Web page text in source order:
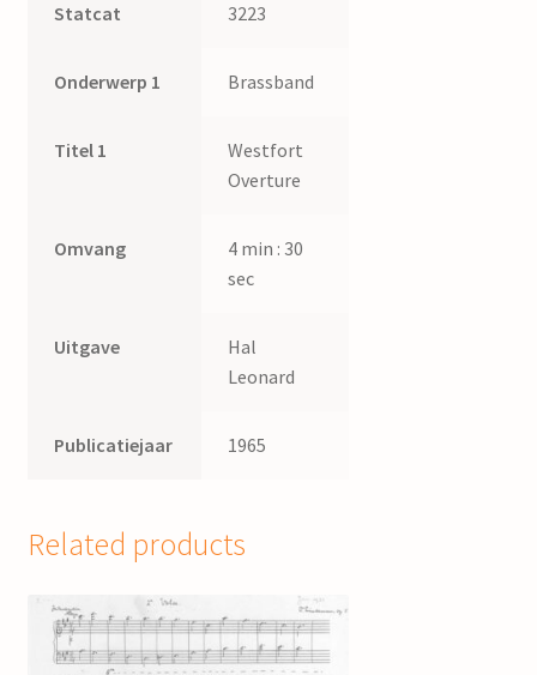
Statcat 3223
Onderwerp 1 Brassband
Titel 1
Westfort
Overture
Omvang
4 min : 30
sec
Uitgave
Hal
Leonard
Publicatiejaar 1965
Related products